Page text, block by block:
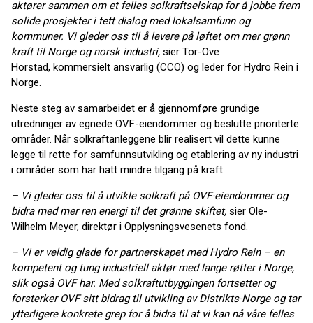
aktører sammen om et felles solkraftselskap for å jobbe frem
solide prosjekter i tett dialog med lokalsamfunn og
kommuner. Vi gleder oss til å levere på løftet om mer grønn
kraft til Norge og norsk industri, sier Tor-Ove
Horstad, kommersielt ansvarlig (CCO) og leder for Hydro Rein i
Norge.
Neste steg av samarbeidet er å gjennomføre grundige
utredninger av egnede OVF-eiendommer og beslutte prioriterte
områder. Når solkraftanleggene blir realisert vil dette kunne
legge til rette for samfunnsutvikling og etablering av ny industri
i områder som har hatt mindre tilgang på kraft.
– Vi gleder oss til å utvikle solkraftpå OVF-eiendommer og
bidra med mer ren energi til det grønne skiftet, sier Ole-
Wilhelm Meyer, direktør i Opplysningsvesenets fond.
– Vi er veldig glade for partnerskapet med Hydro Rein – en
kompetent og tung industriell aktør med lange røtteri Norge,
slik også OVF har. Med solkraftutbyggingen fortsetter og
forsterker OVF sitt bidrag til utvikling av Distrikts-Norge og tar
ytterligere konkrete grep for å bidra til at vi kan nå våre felles